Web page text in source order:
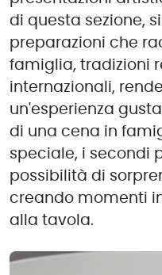
di questa sezione,
preparazioni che
famiglia, tradizioni
internazionali,
un'esperienza
di una cena in
speciale, i secondi
possibilità di
creando momenti
alla tavola.